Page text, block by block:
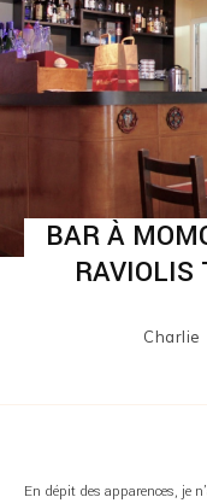
BAR À
RAVIOLIS
Charlie
En dépit des apparences, je